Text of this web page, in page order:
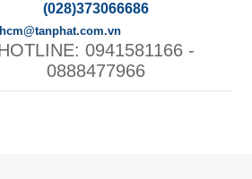
(028)373066686
0941581166 -
0888477966
hcm@tanphat.com.vn